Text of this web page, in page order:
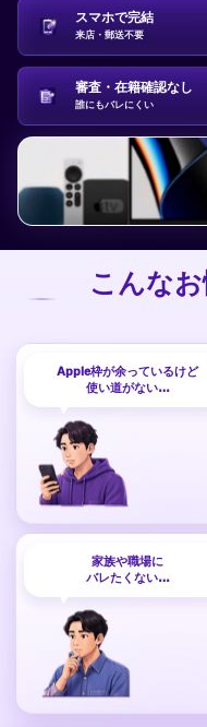
スマホで完結
来店・郵送不要
審査・在籍確認なし
誰にもバレにくい
こんな
Apple枠が余っているけど
使い道がない…
家族や職場に
バレたくない…